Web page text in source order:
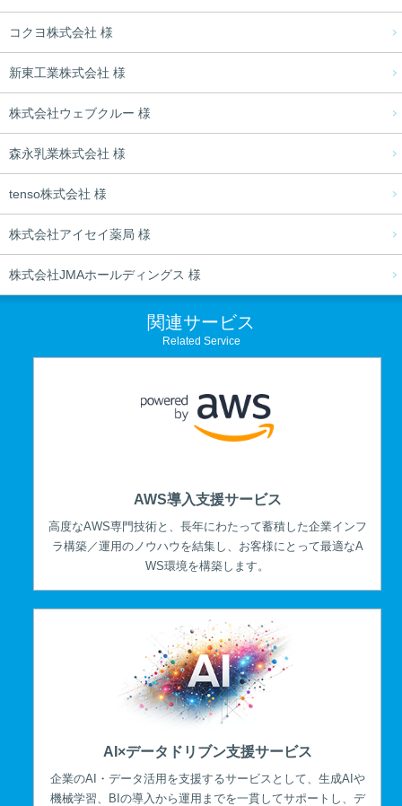
コクヨ株式会社 様
新東工業株式会社 様
株式会社ウェブクルー 様
森永乳業株式会社 様
tenso株式会社 様
株式会社アイセイ薬局 様
株式会社JMAホールディングス 様
関連サービス
Related Service
AWS導入支援サービス
高度なAWS専門技術と、長年にわたって蓄積した企業インフ
ラ構築／運用のノウハウを結集し、お客様にとって最適なA
WS環境を構築します。
AI×データドリブン支援サービス
企業のAI・データ活用を支援するサービスとして、生成AIや
機械学習、BIの導入から運用までを一貫してサポートし、デ